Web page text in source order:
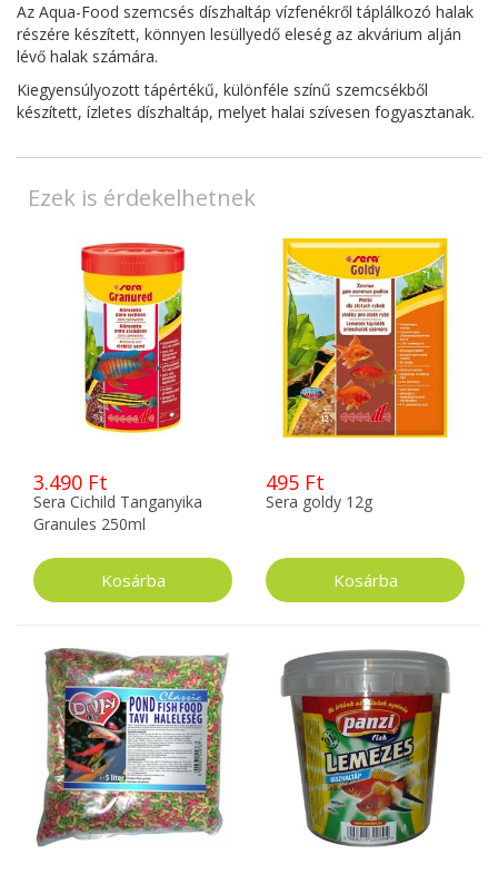
Az Aqua-Food szemcsés díszhaltáp vízfenékről táplálkozó halak
részére készített, könnyen lesüllyedő eleség az akvárium alján
lévő halak számára.
Kiegyensúlyozott tápértékű, különféle színű szemcsékből
készített, ízletes díszhaltáp, melyet halai szívesen fogyasztanak.
Ezek is érdekelhetnek
3.490 Ft
Sera Cichild Tanganyika
Granules 250ml
495 Ft
Sera goldy 12g